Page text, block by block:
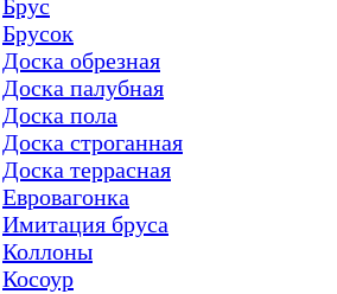
Брус
Брусок
Доска обрезная
Доска палубная
Доска пола
Доска строганная
Доска террасная
Евровагонка
Имитация бруса
Коллоны
Косоур